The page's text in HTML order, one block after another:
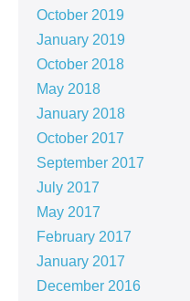
October 2019
January 2019
October 2018
May 2018
January 2018
October 2017
September 2017
July 2017
May 2017
February 2017
January 2017
December 2016